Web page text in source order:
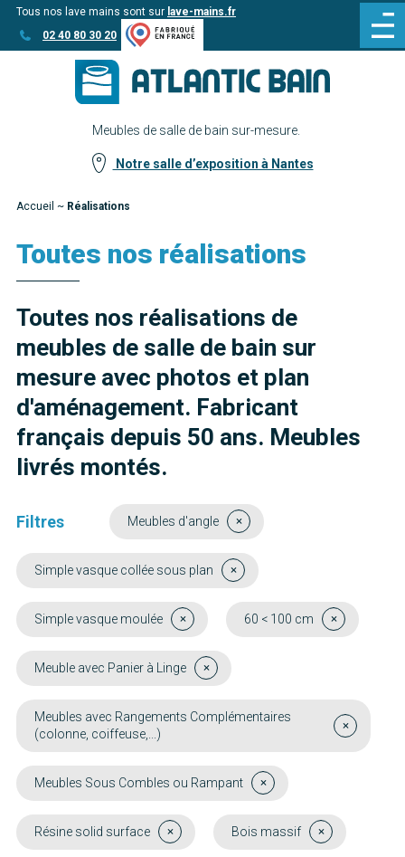
Aller
au
Aller au
contenu
Tous nos lave mains sont sur lave-mains.fr
02 40 80 30 20
Meubles de salle de bain sur-mesure.
Notre salle d’exposition à Nantes
Accueil ~ Réalisations
Toutes nos réalisations
Toutes nos réalisations de
meubles de salle de bain sur
mesure avec photos et plan
d'aménagement. Fabricant
français depuis 50 ans. Meubles
livrés montés.
Filtres Meubles d'angle
Simple vasque collée sous plan
Simple vasque moulée 60 < 100 cm
Meuble avec Panier à Linge
Meubles avec Rangements Complémentaires
(colonne, coiffeuse,...)
Meubles Sous Combles ou Rampant
Résine solid surface Bois massif